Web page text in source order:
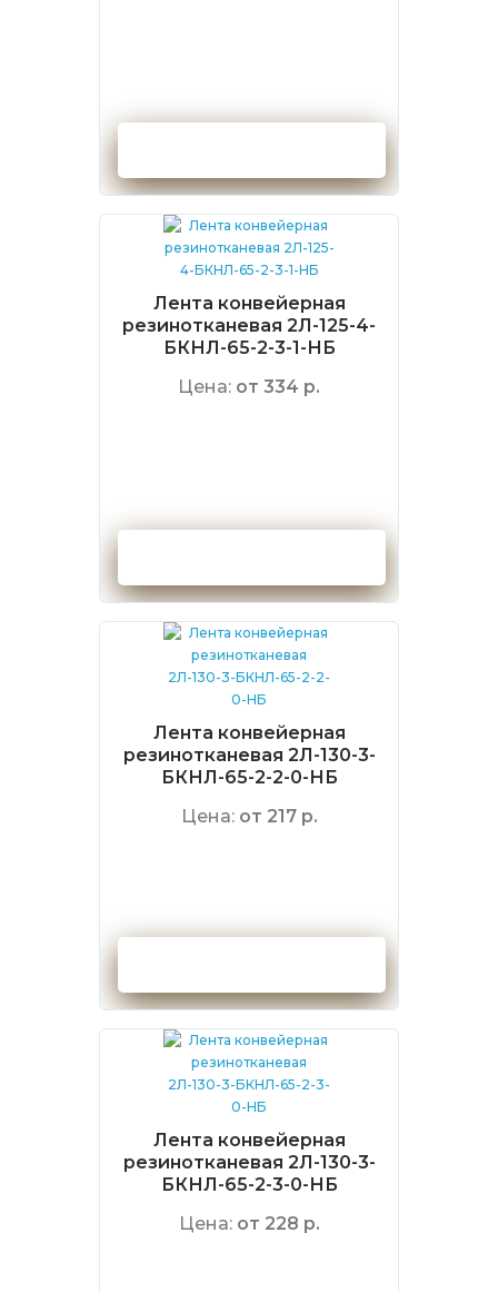
Лента конвейерная
резинотканевая 2Л-125-4-
БКНЛ-65-2-3-1-НБ
Цена: от 334 р.
Лента конвейерная
резинотканевая 2Л-130-3-
БКНЛ-65-2-2-0-НБ
Цена: от 217 р.
Лента конвейерная
резинотканевая 2Л-130-3-
БКНЛ-65-2-3-0-НБ
Цена: от 228 р.